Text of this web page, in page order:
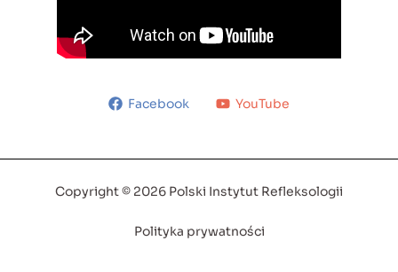
Facebook YouTube
Copyright © 2026 Polski Instytut Refleksologii
Polityka prywatności